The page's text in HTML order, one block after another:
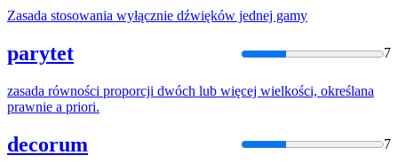
Zasada stosowania wyłącznie dźwięków jednej gamy
parytet 7
zasada równości proporcji dwóch lub więcej wielkości, określana
prawnie a priori.
decorum 7